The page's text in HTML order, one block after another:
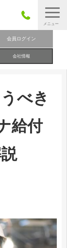
会員ログイン
会社情報
べき
給付